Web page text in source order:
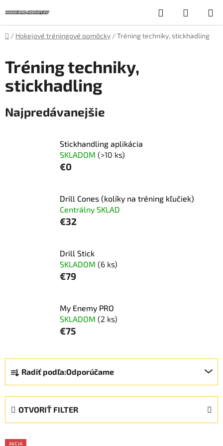
na
obsah
Hľadať
KOŠÍK
Domov
/ Hokejové tréningové pomôcky /Tréning techniky, stickhadling
Tréning techniky,
stickhadling
Najpredávanejšie
Stickhandling aplikácia
SKLADOM (>10 ks)
€0
Drill Cones (kolíky na tréning kľučiek)
Centrálny SKLAD
€32
Drill Stick
SKLADOM (6 ks)
€79
My Enemy PRO
SKLADOM (2 ks)
€75
R
a
d
e
Radiť podľa:Odporúčame
OTVORIŤ FILTER
VAKCIA